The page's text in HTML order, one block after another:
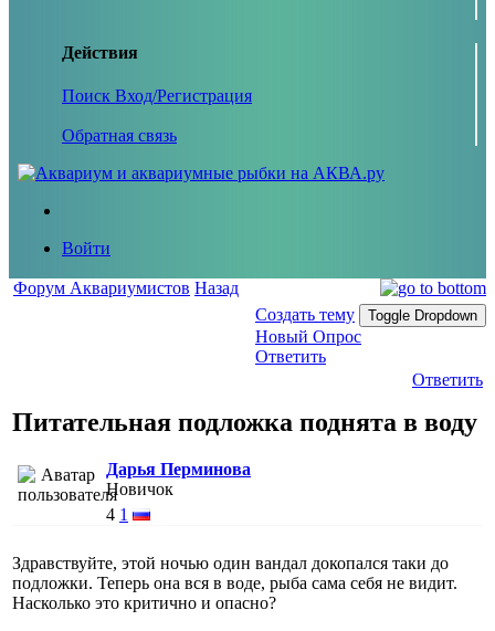
Действия
Поиск Вход/Регистрация
Обратная связь
Войти
Форум Аквариумистов Назад
Создать тему
Toggle Dropdown
Новый Опрос
Ответить
Ответить
Питательная подложка поднята в воду
Дарья Перминова
Новичок
4 1
Здравствуйте, этой ночью один вандал докопался таки до
подложки. Теперь она вся в воде, рыба сама себя не видит.
Насколько это критично и опасно?